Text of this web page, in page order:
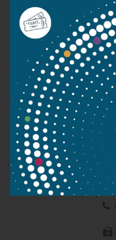
1095 Budapest,